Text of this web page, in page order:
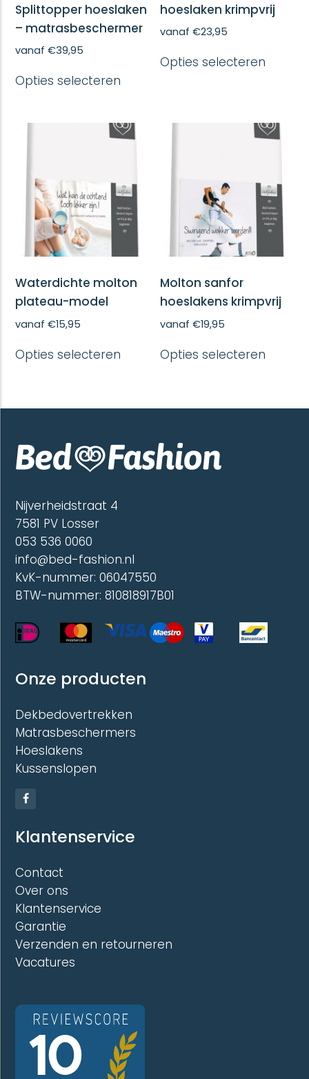
Splittopper hoeslaken
– matrasbeschermer
vanaf€39,95
Opties selecteren
variaties.
Deze
worden
op
de
productpagina
hoeslaken krimpvrij
vanaf€23,95
Opties selecteren
Deze
optie
op
de
Waterdichte molton
plateau-model
vanaf€15,95
Opties selecteren product
Deze
gekozen
worden
Molton sanfor
hoeslakens krimpvrij
vanaf€19,95
Opties selecteren
Deze
Nijverheidstraat 4
7581 PV Losser
053 536 0060
info@bed-fashion.nl
KvK-nummer: 06047550
BTW-nummer: 810818917B01
Onze producten
Dekbedovertrekken
Matrasbeschermers
Hoeslakens
Kussenslopen
Klantenservice
Contact
Over ons
Klantenservice
Garantie
Verzenden en retourneren
Vacatures